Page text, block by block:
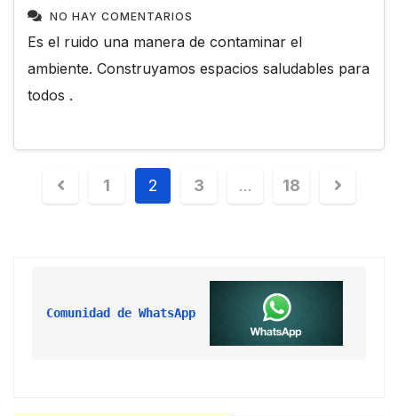
NO HAY COMENTARIOS
Es el ruido una manera de contaminar el
ambiente. Construyamos espacios saludables para
todos .
1 2 3 … 18
Comunidad de WhatsApp